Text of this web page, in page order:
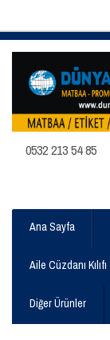
0532 213 54 85
Ana Sayfa
Aile Cüzdanı Kılıfı
Diğer Ürünler